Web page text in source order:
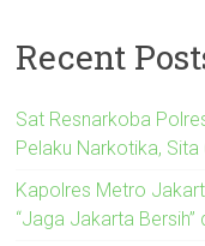
Recent
Sat Resnarkoba
Pelaku Narkotika,
Kapolres Metro
“Jaga Jakarta Bersih”